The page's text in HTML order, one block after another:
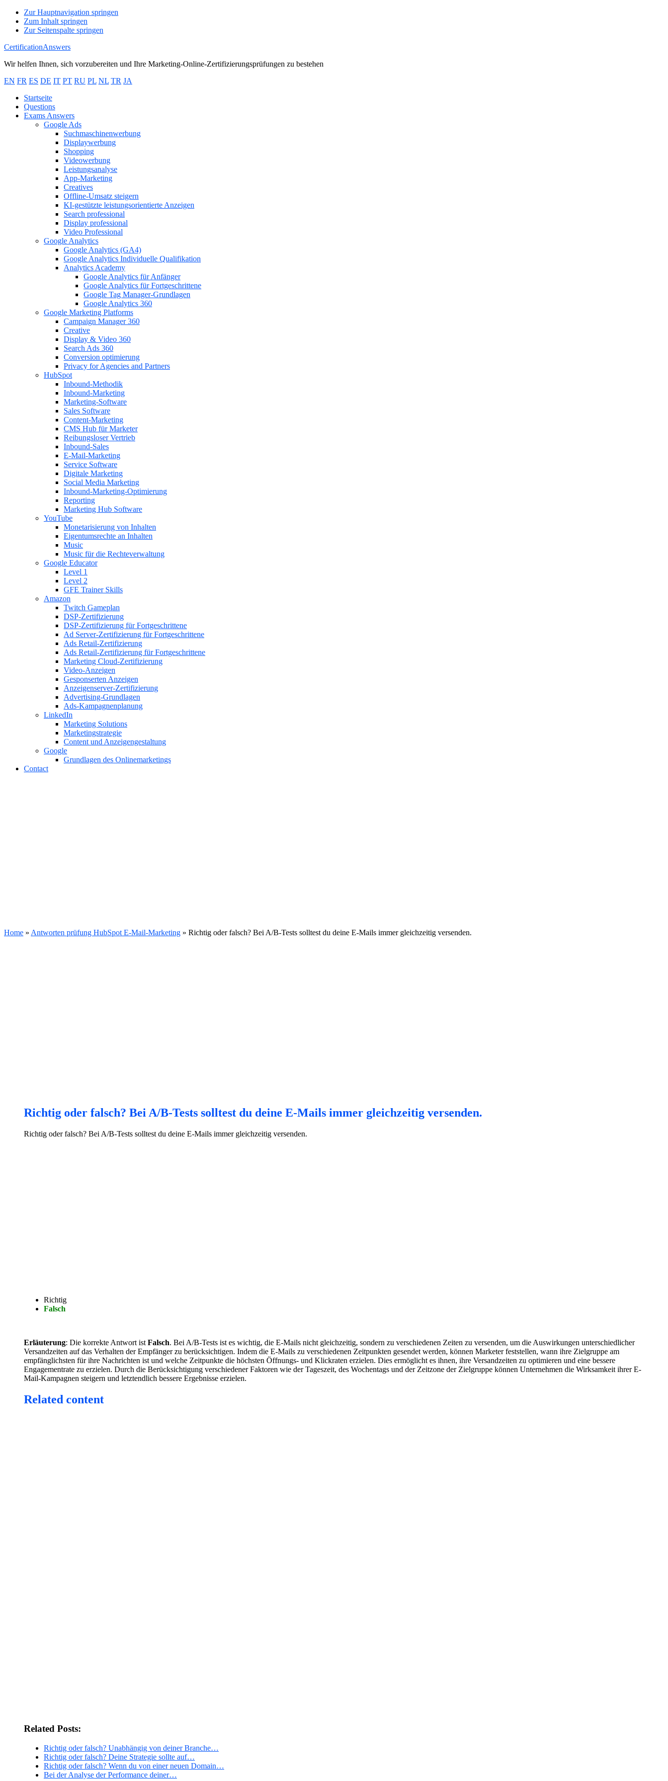
Zur Hauptnavigation springen
Zum Inhalt springen
Zur Seitenspalte springen
CertificationAnswers
Wir helfen Ihnen, sich vorzubereiten und Ihre Marketing-Online-Zertifizierungsprüfungen zu bestehen
EN FR ES DE IT PT RU PL NL TR JA
Startseite
Questions
Exams Answers
Google Ads
Suchmaschinenwerbung
Displaywerbung
Shopping
Videowerbung
Leistungsanalyse
App-Marketing
Creatives
Offline-Umsatz steigern
KI-gestützte leistungsorientierte Anzeigen
Search professional
Display professional
Video Professional
Google Analytics
Google Analytics (GA4)
Google Analytics Individuelle Qualifikation
Analytics Academy
Google Analytics für Anfänger
Google Analytics für Fortgeschrittene
Google Tag Manager-Grundlagen
Google Analytics 360
Google Marketing Platforms
Campaign Manager 360
Creative
Display & Video 360
Search Ads 360
Conversion optimierung
Privacy for Agencies and Partners
HubSpot
Inbound-Methodik
Inbound-Marketing
Marketing-Software
Sales Software
Content-Marketing
CMS Hub für Marketer
Reibungsloser Vertrieb
Inbound-Sales
E-Mail-Marketing
Service Software
Digitale Marketing
Social Media Marketing
Inbound-Marketing-Optimierung
Reporting
Marketing Hub Software
YouTube
Monetarisierung von Inhalten
Eigentumsrechte an Inhalten
Music
Music für die Rechteverwaltung
Google Educator
Level 1
Level 2
GFE Trainer Skills
Amazon
Twitch Gameplan
DSP-Zertifizierung
DSP-Zertifizierung für Fortgeschrittene
Ad Server-Zertifizierung für Fortgeschrittene
Ads Retail-Zertifizierung
Ads Retail-Zertifizierung für Fortgeschrittene
Marketing Cloud-Zertifizierung
Video-Anzeigen
Gesponserten Anzeigen
Anzeigenserver-Zertifizierung
Advertising-Grundlagen
Ads-Kampagnenplanung
LinkedIn
Marketing Solutions
Marketingstrategie
Content und Anzeigengestaltung
Google
Grundlagen des Onlinemarketings
Contact
Home » Antworten prüfung HubSpot E-Mail-Marketing » Richtig oder falsch? Bei A/B-Tests solltest du deine E-Mails immer gleichzeitig versenden.
Richtig oder falsch? Bei A/B-Tests solltest du deine E-Mails immer gleichzeitig versenden.
Richtig oder falsch? Bei A/B-Tests solltest du deine E-Mails immer gleichzeitig versenden.
Richtig
Falsch
Erläuterung: Die korrekte Antwort ist Falsch. Bei A/B-Tests ist es wichtig, die E-Mails nicht gleichzeitig, sondern zu verschiedenen Zeiten zu versenden, um die Auswirkungen unterschiedlicher
Versandzeiten auf das Verhalten der Empfänger zu berücksichtigen. Indem die E-Mails zu verschiedenen Zeitpunkten gesendet werden, können Marketer feststellen, wann ihre Zielgruppe am
empfänglichsten für ihre Nachrichten ist und welche Zeitpunkte die höchsten Öffnungs- und Klickraten erzielen. Dies ermöglicht es ihnen, ihre Versandzeiten zu optimieren und eine bessere
Engagementrate zu erzielen. Durch die Berücksichtigung verschiedener Faktoren wie der Tageszeit, des Wochentags und der Zeitzone der Zielgruppe können Unternehmen die Wirksamkeit ihrer E-
Mail-Kampagnen steigern und letztendlich bessere Ergebnisse erzielen.
Related content
Related Posts:
Richtig oder falsch? Unabhängig von deiner Branche…
Richtig oder falsch? Deine Strategie sollte auf…
Richtig oder falsch? Wenn du von einer neuen Domain…
Bei der Analyse der Performance deiner…